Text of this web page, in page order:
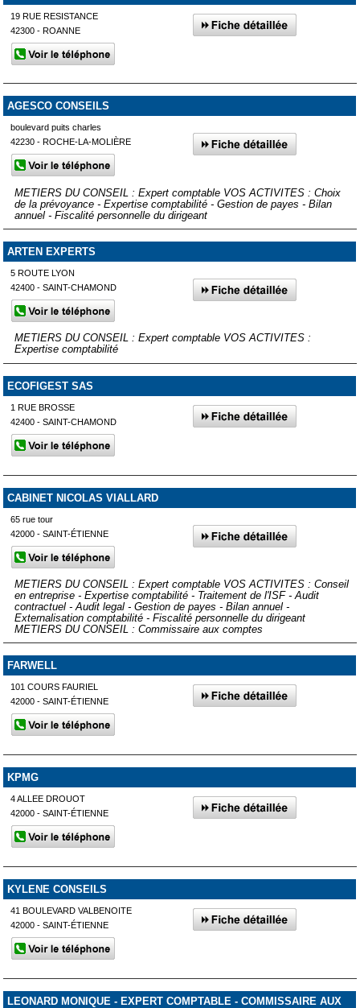
19 RUE RESISTANCE
42300 - ROANNE
AGESCO CONSEILS
boulevard puits charles
42230 - ROCHE-LA-MOLIÈRE
METIERS DU CONSEIL : Expert comptable VOS ACTIVITES : Choix
de la prévoyance - Expertise comptabilité - Gestion de payes - Bilan
annuel - Fiscalité personnelle du dirigeant
ARTEN EXPERTS
5 ROUTE LYON
42400 - SAINT-CHAMOND
METIERS DU CONSEIL : Expert comptable VOS ACTIVITES :
Expertise comptabilité
ECOFIGEST SAS
1 RUE BROSSE
42400 - SAINT-CHAMOND
CABINET NICOLAS VIALLARD
65 rue tour
42000 - SAINT-ÉTIENNE
METIERS DU CONSEIL : Expert comptable VOS ACTIVITES : Conseil
en entreprise - Expertise comptabilité - Traitement de l'ISF - Audit
contractuel - Audit legal - Gestion de payes - Bilan annuel -
Externalisation comptabilité - Fiscalité personnelle du dirigeant
METIERS DU CONSEIL : Commissaire aux comptes
FARWELL
101 COURS FAURIEL
42000 - SAINT-ÉTIENNE
KPMG
4 ALLEE DROUOT
42000 - SAINT-ÉTIENNE
KYLENE CONSEILS
41 BOULEVARD VALBENOITE
42000 - SAINT-ÉTIENNE
LEONARD MONIQUE - EXPERT COMPTABLE - COMMISSAIRE AUX